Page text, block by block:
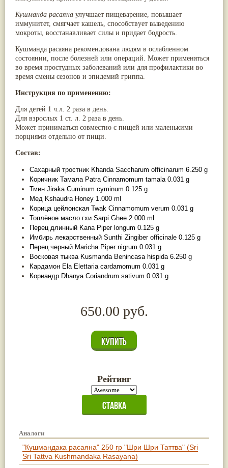
Кушманда расаяна улучшает пищеварение, повышает
иммунитет, смягчает кашель, способствует выведению
мокроты, восстанавливает силы и придает бодрость.
Кушманда расаяна рекомендована людям в ослабленном
состоянии, после болезней или операций. Может применяться
во время простудных заболеваний или для профилактики во
время смены сезонов и эпидемий гриппа.
Инструкция по применению:
Для детей 1 ч.л. 2 раза в день.
Для взрослых 1 ст. л. 2 раза в день.
Может приниматься совместно с пищей или маленькими
порциями отдельно от пищи.
Состав:
Сахарный тростник Khanda Saccharum officinarum 6.250 g
Коричник Тамала Patra Cinnamomum tamala 0.031 g
Тмин Jiraka Cuminum cyminum 0.125 g
Мед Kshaudra Honey 1.000 ml
Корица цейлонская Twak Cinnamomum verum 0.031 g
Топлёное масло гхи Sarpi Ghee 2.000 ml
Перец длинный Kana Piper longum 0.125 g
Имбирь лекарственный Sunthi Zingiber officinale 0.125 g
Перец черный Maricha Piper nigrum 0.031 g
Восковая тыква Kusmanda Benincasa hispida 6.250 g
Кардамон Ela Elettaria cardamomum 0.031 g
Кориандр Dhanya Coriandrum sativum 0.031 g
650.00 руб.
Рейтинг
Аналоги
"Кушмандака расаяна" 250 гр "Шри Шри Таттва" (Sri
Sri Tattva Kushmandaka Rasayana)
Ипомея(12)
Коричник цейлонский(12)
Мирра(12)
Сверция(12)
Виноград(11)
Каменная соль(11)
Коровье молоко(11)
Ним (11)
Патала(11)
Перец чаба (11)
Соссюрея/кушта(11)
Турпет(11)
Асафетида
Тмин обыкновенный(10)
Ашока(9)
Вишня гималайская(9)
Данти(9)
Мурва(9)
Птерокарпус мешковидный(9)
Юстиция сосудистая/Васака(9)
Жасмин(8)
Каранджа (8)
Касторовое масло
Кутаки
Мята (8)
Пушкара
(8)